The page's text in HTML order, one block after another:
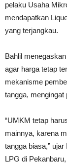
pelaku Usaha
mendapatkan
yang terjangkau.
Bahlil
agar harga tetap
mekanisme
tangga,
“UMKM tetap
mainnya, karena
tangga biasa,”
LPG di